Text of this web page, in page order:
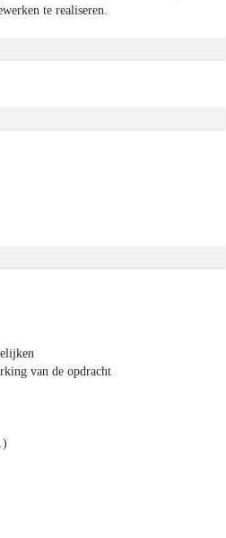
te realiseren.
van de opdracht